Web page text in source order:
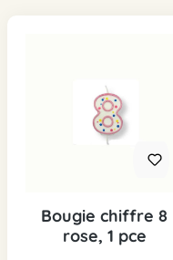
Bougie chiffre 8
rose, 1 pce